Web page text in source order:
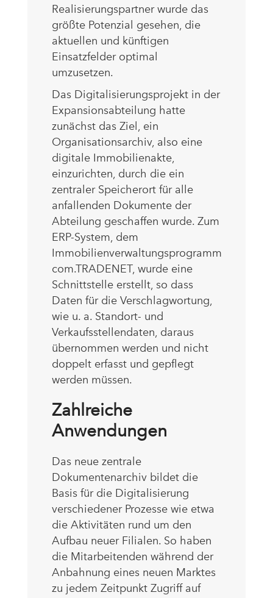
Realisierungspartner wurde das
größte Potenzial gesehen, die
aktuellen und künftigen
Einsatzfelder optimal
umzusetzen.
Das Digitalisierungsprojekt in der
Expansionsabteilung hatte
zunächst das Ziel, ein
Organisationsarchiv, also eine
digitale Immobilienakte,
einzurichten, durch die ein
zentraler Speicherort für alle
anfallenden Dokumente der
Abteilung geschaffen wurde. Zum
ERP-System, dem
Immobilienverwaltungsprogramm
com.TRADENET, wurde eine
Schnittstelle erstellt, so dass
Daten für die Verschlagwortung,
wie u. a. Standort- und
Verkaufsstellendaten, daraus
übernommen werden und nicht
doppelt erfasst und gepflegt
werden müssen.
Zahlreiche
Anwendungen
Das neue zentrale
Dokumentenarchiv bildet die
Basis für die Digitalisierung
verschiedener Prozesse wie etwa
die Aktivitäten rund um den
Aufbau neuer Filialen. So haben
die Mitarbeitenden während der
Anbahnung eines neuen Marktes
zu jedem Zeitpunkt Zugriff auf